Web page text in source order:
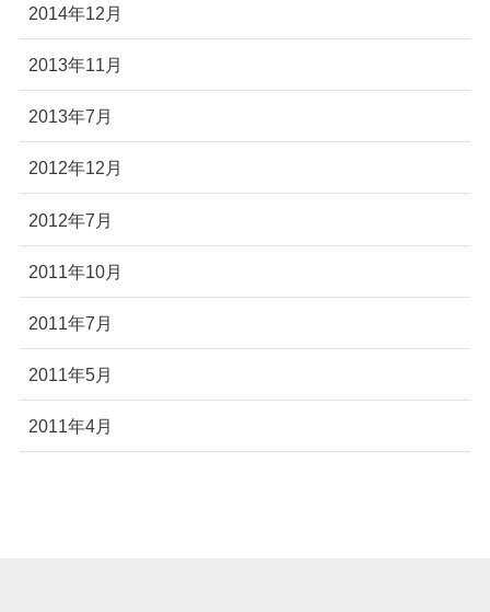
2014年12月
2013年11月
2013年7月
2012年12月
2012年7月
2011年10月
2011年7月
2011年5月
2011年4月